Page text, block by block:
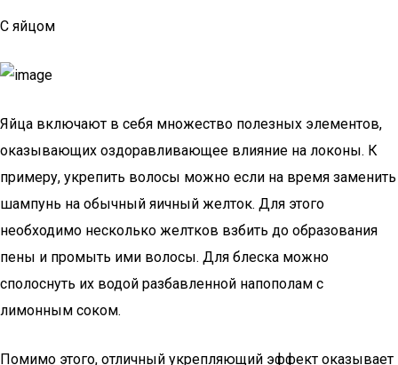
С яйцом
Яйца включают в себя множество полезных элементов,
оказывающих оздоравливающее влияние на локоны. К
примеру, укрепить волосы можно если на время заменить
шампунь на обычный яичный желток. Для этого
необходимо несколько желтков взбить до образования
пены и промыть ими волосы. Для блеска можно
сполоснуть их водой разбавленной напополам с
лимонным соком.
Помимо этого, отличный укрепляющий эффект оказывает